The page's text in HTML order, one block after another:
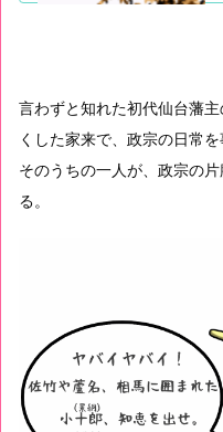
言わずと知れた初代仙台藩
くした家来で、政宗の日常
そのうちの一人が、政宗の
る。